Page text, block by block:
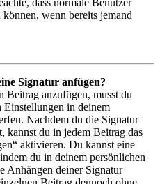
dass normale Benutzer
wenn bereits jemand
Signatur anfügen?
Beitrag anzufügen, musst du
Einstellungen in deinem
Nachdem du die Signatur
kannst du in jedem Beitrag das
aktivieren. Du kannst eine
du in deinem persönlichen
Anhängen deiner Signatur